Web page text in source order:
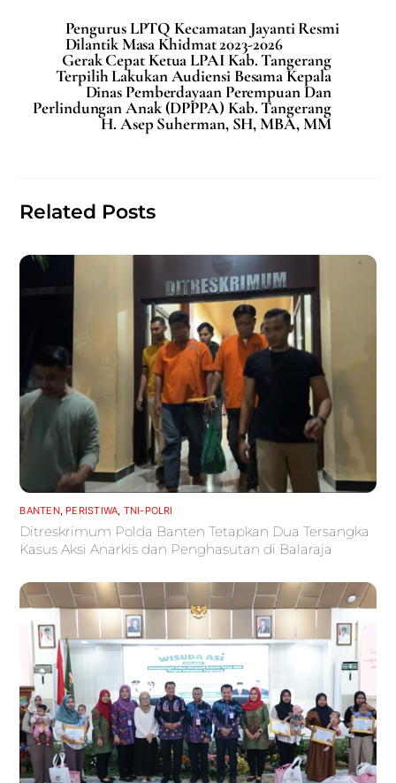
c
e
b
o
ai
l
at
s
A
p
p
ar
e
Pengurus LPTQ Kecamatan Jayanti Resmi
Dilantik Masa Khidmat 2023-2026
Gerak Cepat Ketua LPAI Kab. Tangerang
Terpilih Lakukan Audiensi Besama Kepala
Dinas Pemberdayaan Perempuan Dan
Perlindungan Anak (DPPPA) Kab. Tangerang
H. Asep Suherman, SH, MBA, MM
Related Posts
BANTEN, PERISTIWA TNI-POLRI
Ditreskrimum Polda Banten Tetapkan Dua Tersangka
Kasus Aksi Anarkis dan Penghasutan di Balaraja